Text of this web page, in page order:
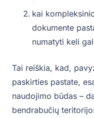
kai
dokumente
numatyti keli
Tai reiškia, kad,
paskirties pastate,
naudojimo būdas –
bendrabučių